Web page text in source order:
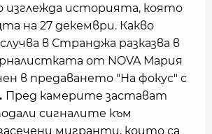
изглежда историята, която
на 27 декември. Какво
в Странджа разказва в
от NOVA Мария
в предаването "На фокус" с
. Пред камерите застават
сигналите към
мигранти, които са